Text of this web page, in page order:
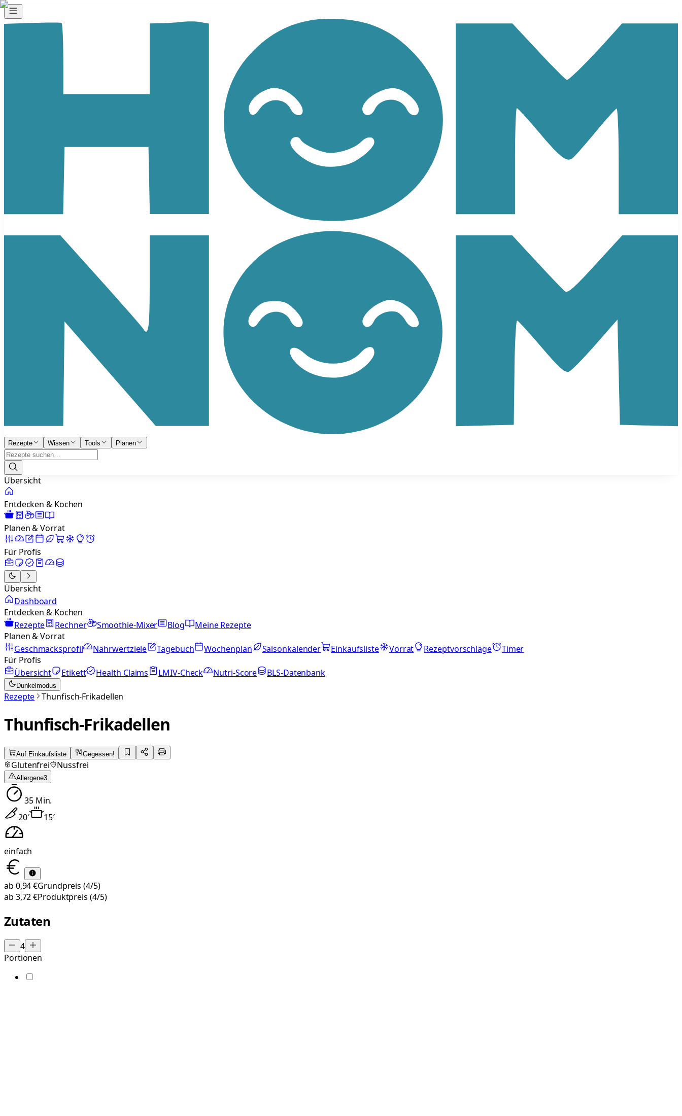
Rezepte Wissen Tools Planen
Übersicht
Entdecken & Kochen
Planen & Vorrat
Für Profis
Übersicht
Dashboard
Entdecken & Kochen
Rezepte
Rechner Smoothie-Mixer Blog
Meine Rezepte
Planen & Vorrat
Geschmacksprofil
Nährwertziele Tagebuch Wochenplan Saisonkalender Einkaufsliste Vorrat Rezeptvorschläge
Timer
Für Profis
Übersicht
Etikett Health Claims LMIV-Check Nutri-Score BLS-Datenbank
Dunkelmodus
Rezepte Thunfisch-Frikadellen
Thunfisch-Frikadellen
Auf Einkaufsliste Gegessen!
Glutenfrei Nussfrei
Allergene3
35Min.
20′ 15′
einfach
ab 0,94 €Grundpreis (4/5)
ab 3,72 €Produktpreis (4/5)
Zutaten
4
Portionen